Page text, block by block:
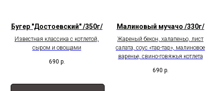
Бугер "Достоевский" /350г/
Известная классика с котлетой,
сыром и овощами
690 р.
Малиновый мучачо /330г/
Жареный бекон, халапеньо, лист
салата, соус «тар-тар», малиновое
варенье, свино-говяжья котлета
690 р.